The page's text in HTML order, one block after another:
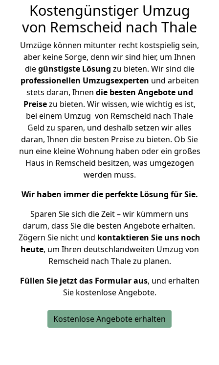
Kostengünstiger Umzug
von Remscheid nach Thale
Umzüge können mitunter recht kostspielig sein,
aber keine Sorge, denn wir sind hier, um Ihnen
diegünstigste Lösung zu bieten. Wir sind die
professionellen Umzugsexperten und arbeiten
stets daran, Ihnen die besten Angebote und
Preisezu bieten. Wir wissen, wie wichtig es ist,
bei einem Umzug von Remscheid nach Thale
Geld zu sparen, und deshalb setzen wir alles
daran, Ihnen die besten Preise zu bieten. Ob Sie
nun eine kleine Wohnung haben oder ein großes
Haus in Remscheid besitzen, was umgezogen
werden muss.
Wir haben immer die perfekte Lösung für Sie.
Sparen Sie sich die Zeit – wir kümmern uns
darum, dass Sie die besten Angebote erhalten.
Zögern Sie nicht und kontaktieren Sie uns noch
heute, um Ihren deutschlandweiten Umzug von
Remscheid nach Thale zu planen.
Füllen Sie jetzt das Formular aus, und erhalten
Sie kostenlose Angebote.
Kostenlose Angebote erhalten